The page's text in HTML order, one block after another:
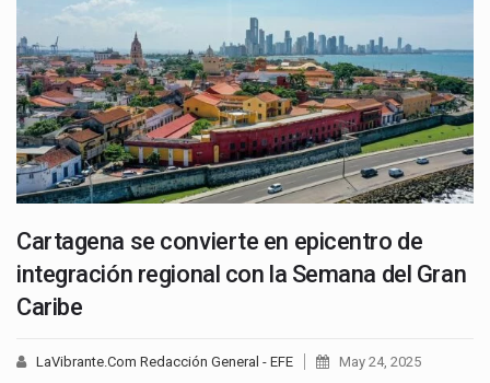
Cartagena se convierte en epicentro de
integración regional con la Semana del Gran
Caribe
LaVibrante.Com Redacción General - EFE May 24, 2025